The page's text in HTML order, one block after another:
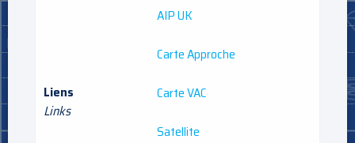
Liens
Links
AIP UK
Carte Approche
Carte VAC
Satellite